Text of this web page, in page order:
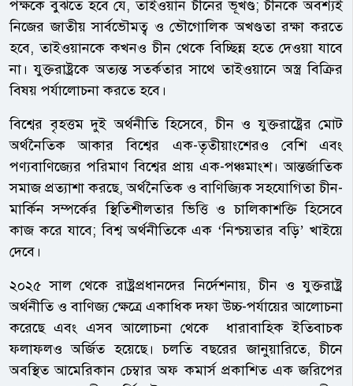
পক্ষকে বুঝতে হবে যে, তাইওয়ান চীনের ভূখণ্ড; চীনকে অবশ্যই
নিজের জাতীয় সার্বভৌমত্ব ও ভৌগোলিক অখণ্ডতা রক্ষা করতে
হবে, তাইওয়ানকে কখনও চীন থেকে বিচ্ছিন্ন হতে দেওয়া যাবে
না। যুক্তরাষ্ট্রকে অত্যন্ত সতর্কতার সাথে তাইওয়ানে অস্ত্র বিক্রির
বিষয় পর্যালোচনা করতে হবে।
বিশ্বের বৃহত্তম দুই অর্থনীতি হিসেবে, চীন ও যুক্তরাষ্ট্রের মোট
অর্থনৈতিক আকার বিশ্বের এক-তৃতীয়াংশেরও বেশি এবং
পণ্যবাণিজ্যের পরিমাণ বিশ্বের প্রায় এক-পঞ্চমাংশ। আন্তর্জাতিক
সমাজ প্রত্যাশা করছে, অর্থনৈতিক ও বাণিজ্যিক সহযোগিতা চীন-
মার্কিন সম্পর্কের স্থিতিশীলতার ভিত্তি ও চালিকাশক্তি হিসেবে
কাজ করে যাবে; বিশ্ব অর্থনীতিকে এক ‘নিশ্চয়তার বড়ি’ খাইয়ে
দেবে।
২০২৫ সাল থেকে রাষ্ট্রপ্রধানদের নির্দেশনায়, চীন ও যুক্তরাষ্ট্র
অর্থনীতি ও বাণিজ্য ক্ষেত্রে একাধিক দফা উচ্চ-পর্যায়ের আলোচনা
করেছে এবং এসব আলোচনা থেকে ধারাবাহিক ইতিবাচক
ফলাফলও অর্জিত হয়েছে। চলতি বছরের জানুয়ারিতে, চীনে
অবস্থিত আমেরিকান চেম্বার অফ কমার্স প্রকাশিত এক জরিপের